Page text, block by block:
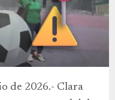
de 2026.- Clara